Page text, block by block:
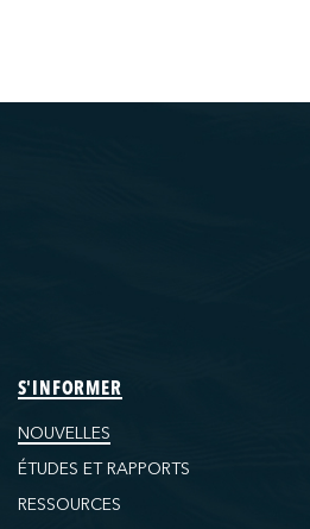
S'INFORMER
NOUVELLES
ÉTUDES ET RAPPORTS
RESSOURCES